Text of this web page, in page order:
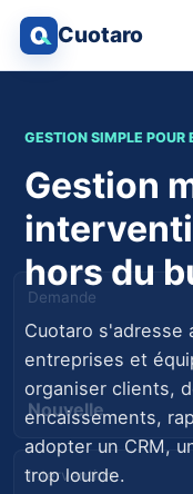
Cuotaro
Demande
Nouvelle
Intervention
GESTION SIMPLE POUR
Gestion
hors du
Cuotaro s'adresse
entreprises et
organiser clients,
encaissements,
adopter un CRM,
trop lourde.